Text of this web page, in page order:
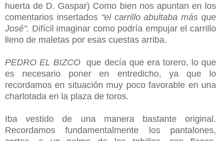
huerta de D. Gaspar) Como bien nos apuntan en los
comentarios insertados "el carrillo abultaba más que
José". Difícil imaginar como podría empujar el carrillo
lleno de maletas por esas cuestas arriba.
PEDRO EL BIZCO que decía que era torero, lo que
es necesario poner en entredicho, ya que lo
recordamos en situación muy poco favorable en una
charlotada en la plaza de toros.
Iba vestido de una manera bastante original.
Recordamos fundamentalmente los pantalones,